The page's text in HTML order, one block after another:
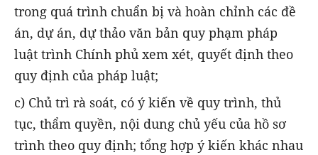
trong quá trình chuẩn bị và hoàn chỉnh các đề
án, dự án, dự thảo văn bản quy phạm pháp
luật trình Chính phủ xem xét, quyết định theo
quy định của pháp luật;
c) Chủ trì rà soát, có ý kiến về quy trình, thủ
tục, thẩm quyền, nội dung chủ yếu của hồ sơ
trình theo quy định; tổng hợp ý kiến khác nhau